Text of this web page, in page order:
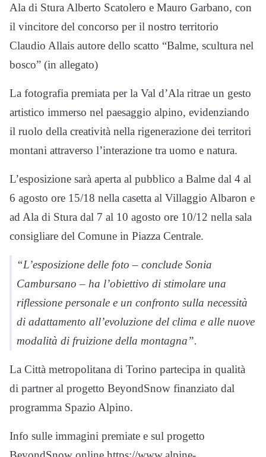
Ala di Stura Alberto Scatolero e Mauro Garbano, con
il vincitore del concorso per il nostro territorio
Claudio Allais autore dello scatto “Balme, scultura nel
bosco” (in allegato)
La fotografia premiata per la Val d’Ala ritrae un gesto
artistico immerso nel paesaggio alpino, evidenziando
il ruolo della creatività nella rigenerazione dei territori
montani attraverso l’interazione tra uomo e natura.
L’esposizione sarà aperta al pubblico a Balme dal 4 al
6 agosto ore 15/18 nella casetta al Villaggio Albaron e
ad Ala di Stura dal 7 al 10 agosto ore 10/12 nella sala
consigliare del Comune in Piazza Centrale.
“L’esposizione delle foto – conclude Sonia
Cambursano – ha l’obiettivo di stimolare una
riflessione personale e un confronto sulla necessità
di adattamento all’evoluzione del clima e alle nuove
modalità di fruizione della montagna”.
La Città metropolitana di Torino partecipa in qualità
di partner al progetto BeyondSnow finanziato dal
programma Spazio Alpino.
Info sulle immagini premiate e sul progetto